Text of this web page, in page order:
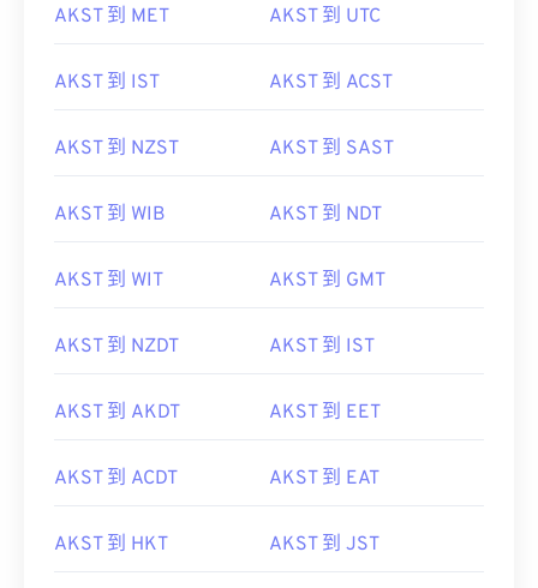
AKST 到 MET AKST 到 UTC
AKST 到 IST AKST 到 ACST
AKST 到 NZST AKST 到 SAST
AKST 到 WIB AKST 到 NDT
AKST 到 WIT AKST 到 GMT
AKST 到 NZDT AKST 到 IST
AKST 到 AKDT AKST 到 EET
AKST 到 ACDT AKST 到 EAT
AKST 到 HKT AKST 到 JST